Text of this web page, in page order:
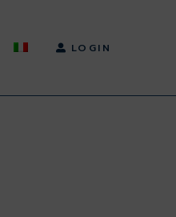
LOGIN